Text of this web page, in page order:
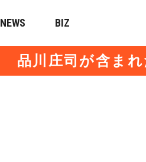
NEWS BIZ
品川庄司が含ま